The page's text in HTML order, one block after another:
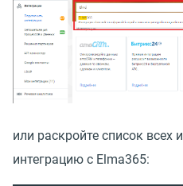
или раскройте список всех
интеграцию с Elma365: